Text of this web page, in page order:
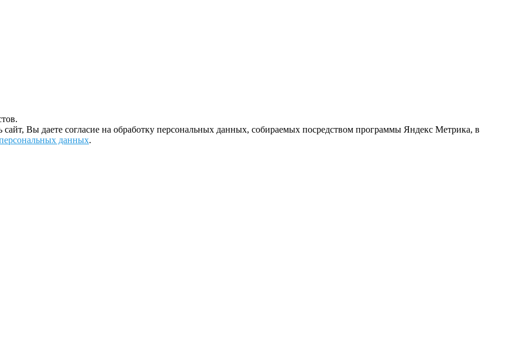
Вы даете согласие на обработку персональных данных, собираемых посредством программы Яндекс Метрика, в
данных.